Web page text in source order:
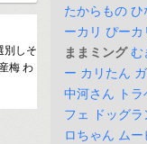
別しそ
梅 わ
たからもの ひ
ーカリ ぴー
ままミング む
ー カリたん
中河さん ト
フェ ドッグラ
ロちゃん ムー